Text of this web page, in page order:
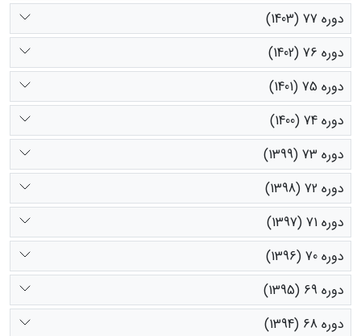
دوره 77 (1403)
دوره 76 (1402)
دوره 75 (1401)
دوره 74 (1400)
دوره 73 (1399)
دوره 72 (1398)
دوره 71 (1397)
دوره 70 (1396)
دوره 69 (1395)
دوره 68 (1394)